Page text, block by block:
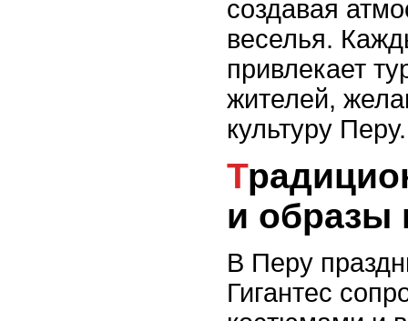
создавая
веселья.
привлекает
жителей,
культуру Перу.
Традиционные костюмы
и образы
В Перу
Гигантес